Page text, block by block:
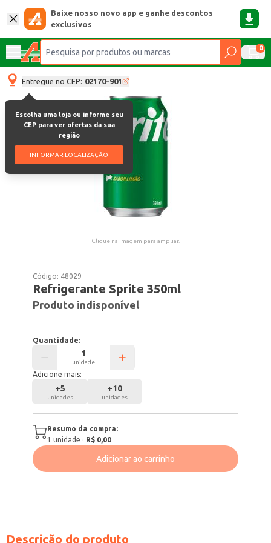
Baixe nosso novo app e ganhe descontos
exclusivos
0
Entregue no CEP: 02170-901
Escolha uma loja ou informe seu
CEP para ver ofertas da sua
região
INFORMAR LOCALIZAÇÃO
Clique na imagem para ampliar.
Código: 48029
Refrigerante Sprite 350ml
Produto indisponível
Quantidade:
unidade
Adicione mais:
+5
unidades
+10
unidades
Resumo da compra:
1 unidade · R$ 0,00
Adicionar ao carrinho
Descrição do produto